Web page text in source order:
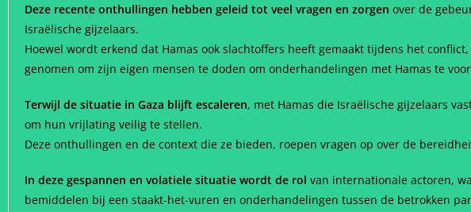
Deze recente onthullingen hebben geleid tot veel vragen en zorgen over de
Israëlische gijzelaars.
Hoewel wordt erkend dat Hamas ook slachtoffers heeft gemaakt tijdens het
genomen om zijn eigen mensen te doden om onderhandelingen met Hamas te
Terwijl de situatie in Gaza blijft escaleren, met Hamas die Israëlische gijzelaars
om hun vrijlating veilig te stellen.
Deze onthullingen en de context die ze bieden, roepen vragen op over de
In deze gespannen en volatiele situatie wordt de rol van internationale actoren,
bemiddelen bij een staakt-het-vuren en onderhandelingen tussen de betrokken